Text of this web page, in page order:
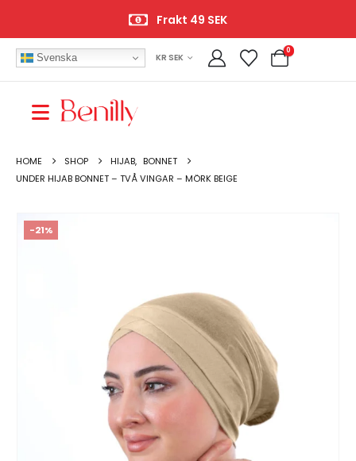
Frakt 49 SEK
Svenska KR SEK
0
HOME SHOP HIJAB, BONNET
UNDER HIJAB BONNET – TVÅ VINGAR – MÖRK BEIGE
-21%